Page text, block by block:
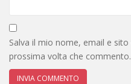
Salva il mio nome, email e
prossima volta che commento.